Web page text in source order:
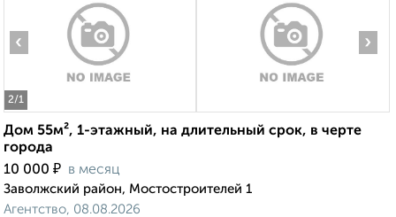
2/1
‹ ›
Дом 55м², 1-этажный, на длительный срок, в черте
города
10 000 ₽ в месяц
Заволжский район, Мостостроителей 1
Агентство, 08.08.2026